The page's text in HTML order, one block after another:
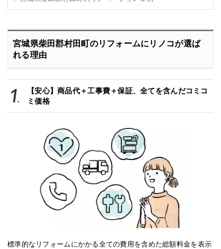
宮城県柴田郡村田町のリフォームにリノコが選ば
れる理由
【安心】商品代＋工事費＋保証、全てを含んだコミコ
ミ価格
標準的なリフォームにかかる全ての費用を含めた総額料金を表示